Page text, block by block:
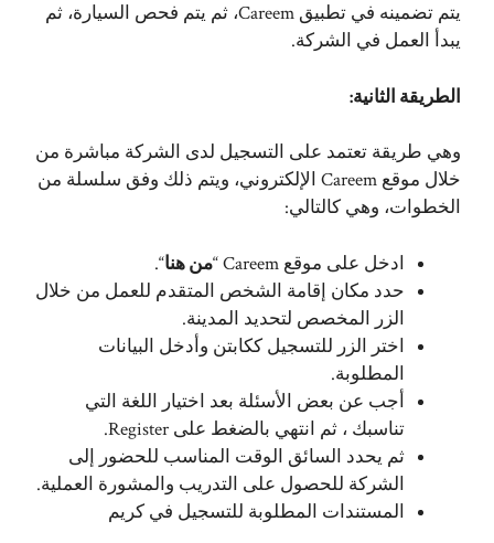
يتم تضمينه في تطبيق Careem، ثم يتم فحص السيارة، ثم
يبدأ العمل في الشركة.
الطريقة الثانية:
وهي طريقة تعتمد على التسجيل لدى الشركة مباشرة من
خلال موقع Careem الإلكتروني، ويتم ذلك وفق سلسلة من
الخطوات، وهي كالتالي:
ادخل على موقع Careem “ من هنا“.
حدد مكان إقامة الشخص المتقدم للعمل من خلال
الزر المخصص لتحديد المدينة.
اختر الزر للتسجيل ككابتن وأدخل البيانات
المطلوبة.
أجب عن بعض الأسئلة بعد اختيار اللغة التي
تناسبك ، ثم انتهي بالضغط على Register.
ثم يحدد السائق الوقت المناسب للحضور إلى
الشركة للحصول على التدريب والمشورة العملية.
المستندات المطلوبة للتسجيل في كريم